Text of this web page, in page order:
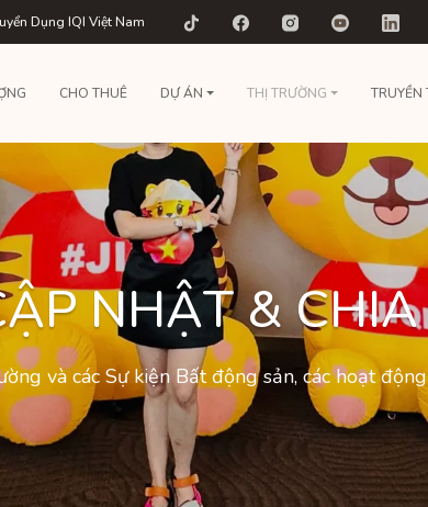
Dụng IQI Việt Nam
CHO THUÊ DỰ ÁN THỊ TRƯỜNG TRUYỀN
NHẬT &
và các Sự kiện Bất động sản, các hoạt